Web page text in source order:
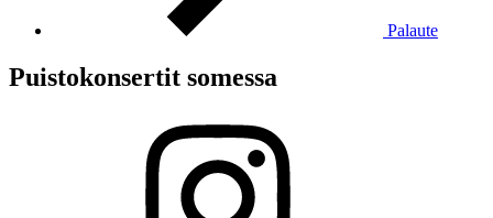
Palaute
Puistokonsertit somessa